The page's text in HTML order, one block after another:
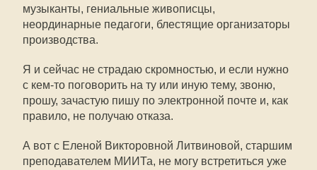
музыканты, гениальные живописцы,
неординарные педагоги, блестящие организаторы
производства.
Я и сейчас не страдаю скромностью, и если нужно
с кем-то поговорить на ту или иную тему, звоню,
прошу, зачастую пишу по электронной почте и, как
правило, не получаю отказа.
А вот с Еленой Викторовной Литвиновой, старшим
преподавателем МИИТа, не могу встретиться уже